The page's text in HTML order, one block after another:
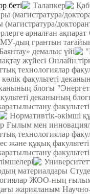
беті Талапкер
(магистратура/
арналған ақпарат
дың грантын
демалыс үйі
жүйесі Онлайн
технологиялар
факультеті
блогы
деканының
Нормативтік-өкімші
Ғылым мен
технологиялар
және құқық факультеті
факультеті
материалдары
ЖОО-ның
жарияланым